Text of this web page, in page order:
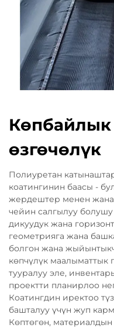
өзгөчөлүк
Полиуретан
коатингинин баасы -
жердештер менен жана
чейин салгылуу
дикуудук жана
геометрияга жана
болгон жана
көпчүлүк маалыматтык
тууралуу эле,
проектти планирлоо
Коатингдин иректоо
башталуу үчүн жуп
Көптөгөн,